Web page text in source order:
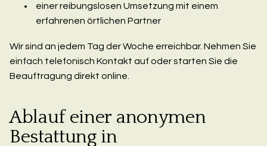
einer reibungslosen Umsetzung mit einem
erfahrenen örtlichen Partner
Wir sind an jedem Tag der Woche erreichbar. Nehmen Sie
einfach telefonisch Kontakt auf oder starten Sie die
Beauftragung direkt online.
Ablauf einer anonymen
Bestattung in